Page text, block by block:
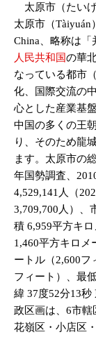
太原市（たい
太原市（Tàiyuán
China、略称は「
人民共和国の華
なっている都市
化、国際交流の
心とした産業基
中国の多くの王
り、そのため龍
ます。太原市の
年国勢調査、
4,529,141人（
3,709,700人）、
積 6,959平方キ
1,460平方キロメ
ートル（2,600フ
フィート）、最
緯 37度52分13秒
政区画は、6市
花嶺区・小店区